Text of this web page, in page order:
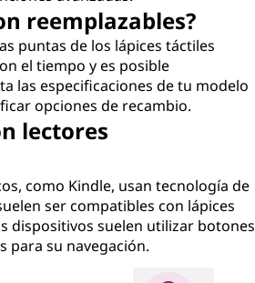
reemplazables?
puntas de los lápices táctiles
el tiempo y es posible
las especificaciones de tu modelo
opciones de recambio.
lectores
como Kindle, usan tecnología de
ser compatibles con lápices
dispositivos suelen utilizar botones
para su navegación.